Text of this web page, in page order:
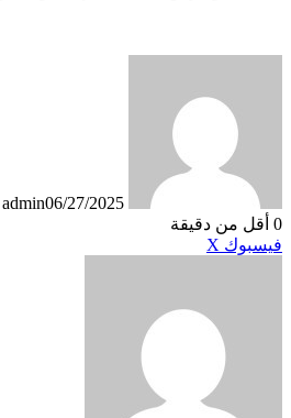
admin06/27/2025
0 أقل من دقيقة
فيسبوك X